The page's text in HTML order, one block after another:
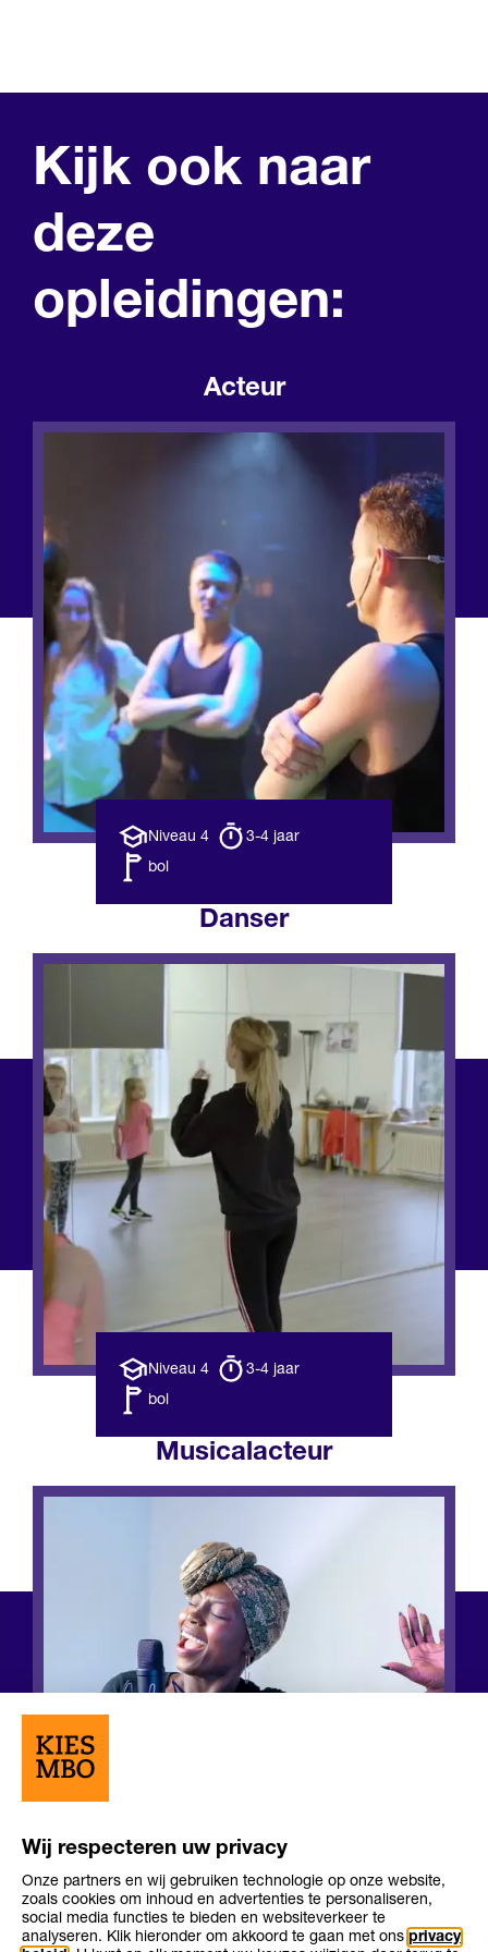
Kijk ook naar
deze
opleidingen:
Acteur
Opleiding
Niveau 4
Opleiding
duur
3-4 jaar
Leerweg
bol
Danser
Opleiding
Niveau 4
Opleiding
duur
3-4 jaar
Leerweg
bol
Musicalacteur
Opleiding
niveau
Niveau 4
Opleiding
duur
3-4 jaar
Leerweg
bol
Wij respecteren uw privacy
Onze partners en wij gebruiken technologie op onze website,
zoals cookies om inhoud en advertenties te personaliseren,
social media functies te bieden en websiteverkeer te
analyseren. Klik hieronder om akkoord te gaan met ons privacy